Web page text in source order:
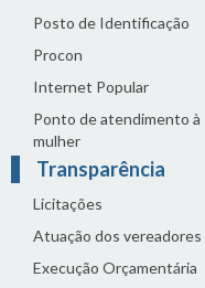
Posto de Identificação
Procon
Internet Popular
Ponto de atendimento à
mulher
Transparência
Licitações
Atuação dos vereadores
Execução Orçamentária